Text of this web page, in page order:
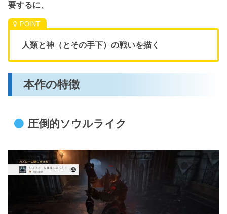
要するに、
人類と神（とその手下）の戦いを描く
本作の特徴
圧倒的ソウルライク